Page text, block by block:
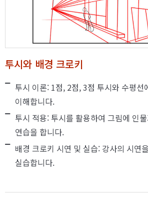
투시와 배경 크로키
투시 이론: 1점, 2점, 3점 투시와 수평선
이해합니다.
투시 적용: 투시를 활용하여 그림에 인
연습을 합니다.
배경 크로키 시연 및 실습: 강사의 시연
실습합니다.